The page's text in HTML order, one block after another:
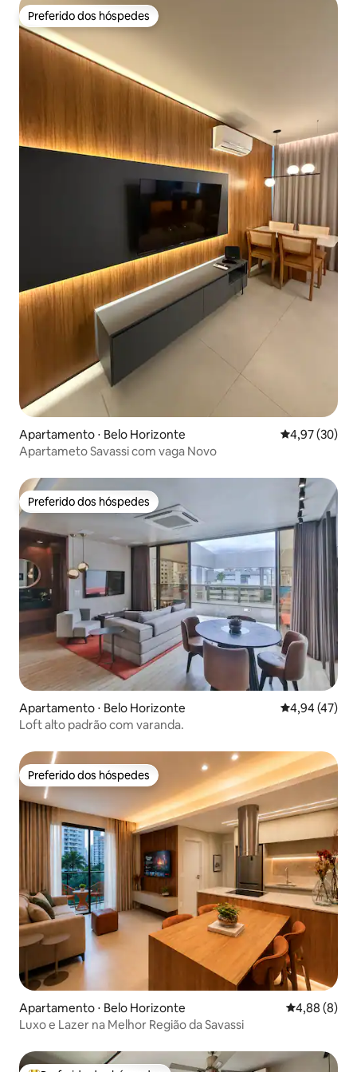
Preferido dos hóspedes
Preferido dos hóspedes
Apartamento ⋅ Belo Horizonte 4,97 de uma
4,97 (30)
Apartameto Savassi com vaga Novo
Preferido dos hóspedes
Preferido dos hóspedes
Apartamento ⋅ Belo Horizonte 4,94 de uma
4,94 (47)
Loft alto padrão com varanda.
Preferido dos hóspedes
Preferido dos hóspedes
Apartamento ⋅ Belo Horizonte 4,88 de uma
4,88 (8)
Luxo e Lazer na Melhor Região da Savassi